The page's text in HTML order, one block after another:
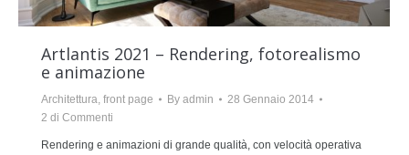
Artlantis 2021 – Rendering, fotorealismo
e animazione
Architettura, front page By admin
28 Gennaio 2014
2 di Commenti
Rendering e animazioni di grande qualità, con velocità operativa